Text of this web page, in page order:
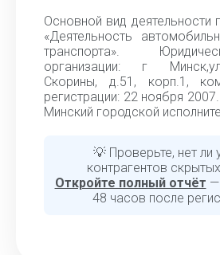
Основной вид
«Деятельность
транспорта».
организации: г
Скорины, д.51, корп.1,
регистрации: 22 ноября
Минский городской
💡 Проверьте, нет ли
контрагентов
Откройте полный отчёт —
48 часов после